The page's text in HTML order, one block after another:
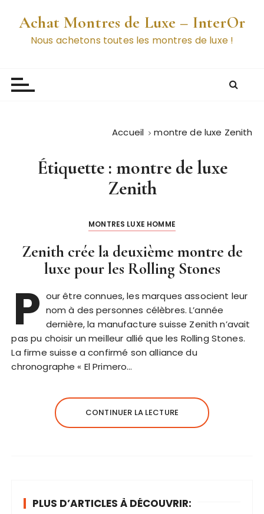
Achat Montres de Luxe – InterOr
Nous achetons toutes les montres de luxe !
Accueil montre de luxe Zenith
Étiquette : montre de luxe
Zenith
MONTRES LUXE HOMME
Zenith crée la deuxième montre de
luxe pour les Rolling Stones
P our être connues, les marques associent leur
nom à des personnes célèbres. L’année
dernière, la manufacture suisse Zenith n’avait
pas pu choisir un meilleur allié que les Rolling Stones.
La firme suisse a confirmé son alliance du
chronographe « El Primero…
CONTINUER LA LECTURE
PLUS D’ARTICLES À DÉCOUVRIR: